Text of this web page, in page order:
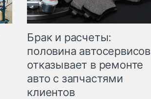
Брак и расчеты:
половина автосервисов
отказывает в ремонте
авто с запчастями
клиентов